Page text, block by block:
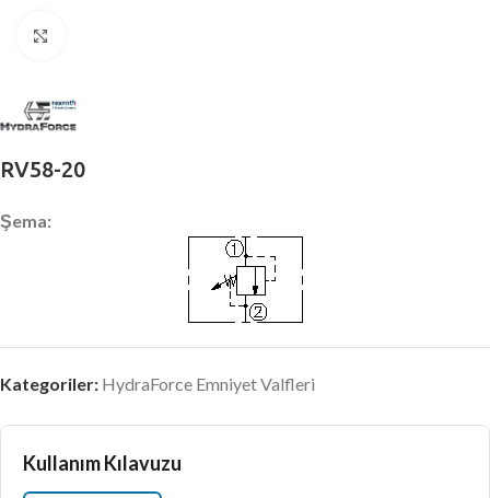
RV58-20
Şema:
Kategoriler: HydraForce Emniyet Valfleri
Kullanım Kılavuzu